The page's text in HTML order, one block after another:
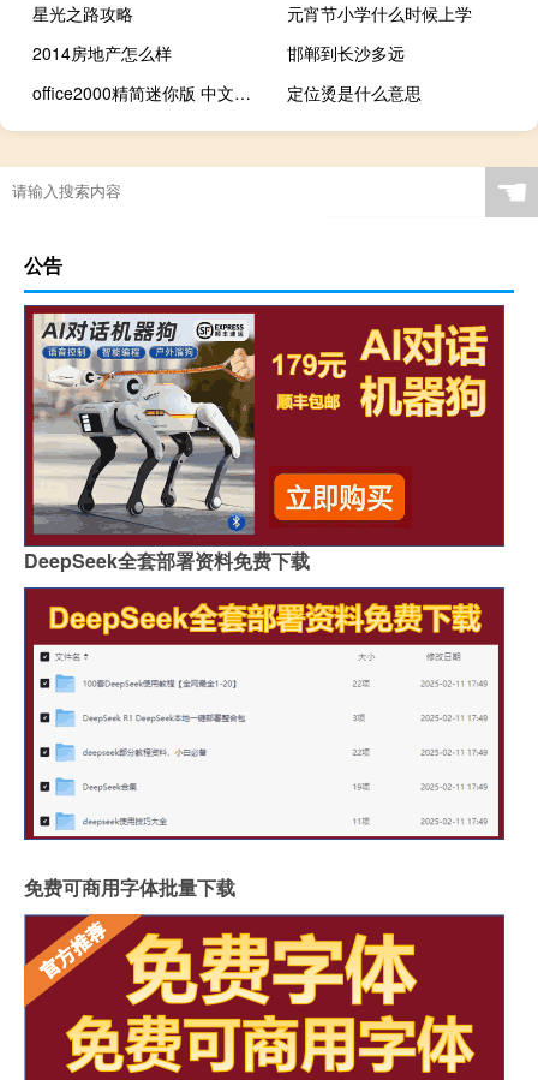
星光之路攻略
元宵节小学什么时候上学
2014房地产怎么样
邯郸到长沙多远
office2000精简迷你版 中文免费版（office2000精简迷你版 中文免费版功能简介）
定位烫是什么意思
☚
公告
DeepSeek全套部署资料免费下载
免费可商用字体批量下载